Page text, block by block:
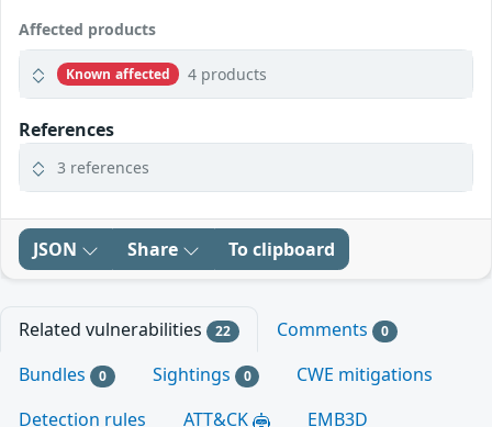
Affected products
Known affected 4 products
References
3 references
JSON Share To clipboard
Related vulnerabilities 22 Comments 0
Bundles 0 Sightings 0
CWE mitigations
Detection rules
ATT&CK EMB3D